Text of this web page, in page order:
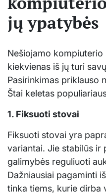
jų ypatybės
Nešiojamo
kiekvienas iš jų turi
Pasirinkimas priklauso
Štai keletas
1. Fiksuoti stovai
Fiksuoti stovai yra
variantai. Jie stabilūs ir
galimybės reguliuoti
Dažniausiai pagaminti
tinka tiems, kurie dirba